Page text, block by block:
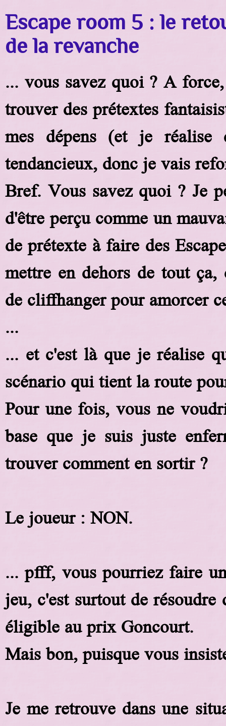
Escape room 5 : le
de la revanche
... vous savez quoi ? A
trouver des prétextes
mes dépens (et je
tendancieux, donc je vais
Bref. Vous savez quoi ? Je
d'être perçu comme un
de prétexte à faire des
mettre en dehors de tout
de cliffhanger pour amorcer
...
... et c'est là que je réalise
scénario qui tient la route
Pour une fois, vous ne
base que je suis juste
trouver comment en sortir ?
Le joueur : NON.
... pfff, vous pourriez faire
jeu, c'est surtout de
éligible au prix Goncourt.
Mais bon, puisque vous
Je me retrouve dans une